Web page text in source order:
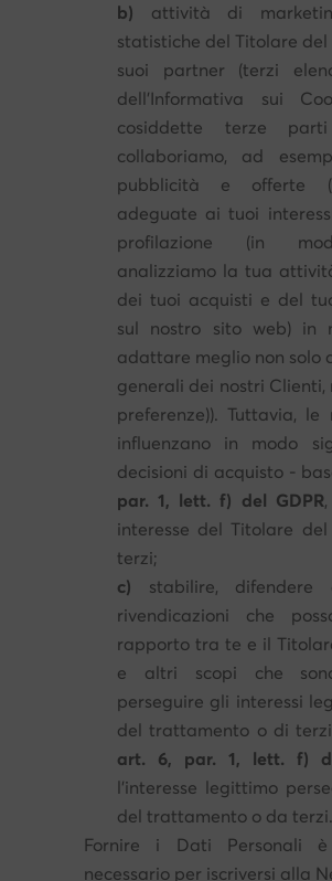
b) attività di
statistiche del Titolare
suoi partner (terzi
dell'Informativa sui
cosiddette terze
collaboriamo, ad
pubblicità e offerte
adeguate ai tuoi
profilazione (in
analizziamo la tua
dei tuoi acquisti e del
sul nostro sito web) in
adattare meglio non solo
generali dei nostri Clienti,
preferenze)). Tuttavia,
influenzano in modo
decisioni di acquisto -
par. 1, lett. f) del GDPR
interesse del Titolare
terzi;
c) stabilire,
rivendicazioni che
rapporto tra te e il
e altri scopi che
perseguire gli interessi
del trattamento o di
art. 6, par. 1, lett. f)
l'interesse legittimo
del trattamento o da terzi.
Fornire i Dati Personali
necessario per iscriversi alla